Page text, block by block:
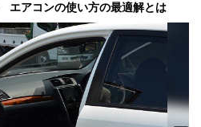
アコンの使い方の最適解とは